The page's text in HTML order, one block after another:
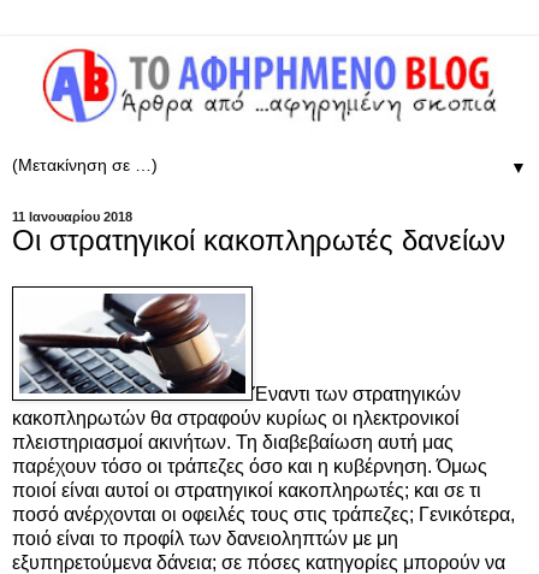
▼
11 Ιανουαρίου 2018
Οι στρατηγικοί κακοπληρωτές δανείων
Έναντι των στρατηγικών
κακοπληρωτών θα στραφούν κυρίως οι ηλεκτρονικοί
πλειστηριασμοί ακινήτων. Τη διαβεβαίωση αυτή μας
παρέχουν τόσο οι τράπεζες όσο και η κυβέρνηση. Όμως
ποιοί είναι αυτοί οι στρατηγικοί κακοπληρωτές; και σε τι
ποσό ανέρχονται οι οφειλές τους στις τράπεζες; Γενικότερα,
ποιό είναι το προφίλ των δανειοληπτών με μη
εξυπηρετούμενα δάνεια; σε πόσες κατηγορίες μπορούν να